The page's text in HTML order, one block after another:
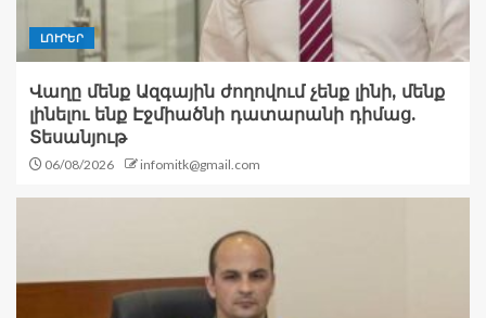
ԼՈՒՐԵՐ
Վաղը մենք Ազգային ժողովում չենք լինի, մենք
լինելու ենք Էջմիածնի դատարանի դիմաց.
Տեսանյութ
06/08/2026 infomitk@gmail.com